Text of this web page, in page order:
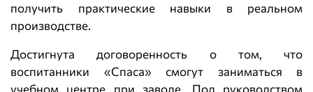
получить практические навыки в реальном
производстве.
Достигнута договоренность о том, что
воспитанники «Спаса» смогут заниматься в
учебном центре при заводе. Под руководством